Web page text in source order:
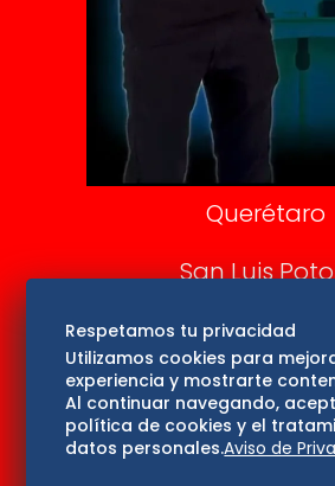
Aviso
Consultas
Querétaro
San Luis
Edomex
Consultas
Hidalgo
Respetamos tu privacidad
Utilizamos cookies para
experiencia y mostrarte
Al continuar navegando,
política de cookies y el
datos personales.Aviso de